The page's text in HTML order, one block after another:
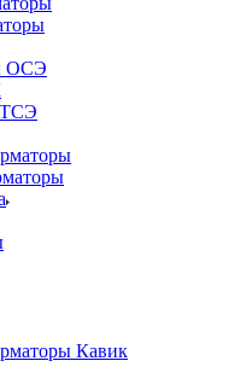
ОСЭ
ТСЭ
Кавик